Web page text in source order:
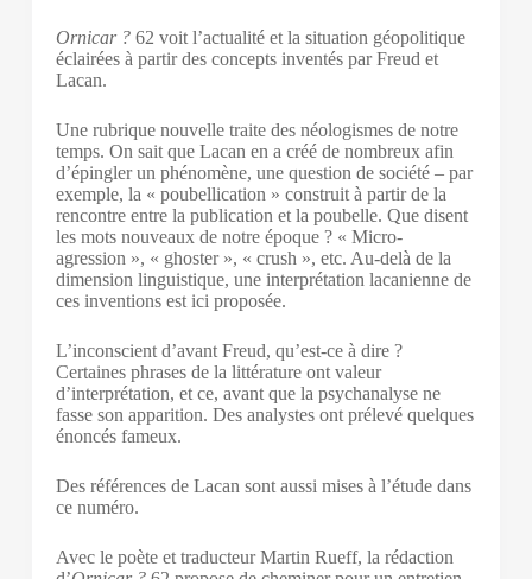
Ornicar ?62 voit l’actualité et la situation géopolitique
éclairées à partir des concepts inventés par Freud et
Lacan.
Une rubrique nouvelle traite des néologismes de notre
temps. On sait que Lacan en a créé de nombreux afin
d’épingler un phénomène, une question de société – par
exemple, la « poubellication » construit à partir de la
rencontre entre la publication et la poubelle. Que disent
les mots nouveaux de notre époque ? « Micro-
agression », « ghoster », « crush », etc. Au-delà de la
dimension linguistique, une interprétation lacanienne de
ces inventions est ici proposée.
L’inconscient d’avant Freud, qu’est-ce à dire ?
Certaines phrases de la littérature ont valeur
d’interprétation, et ce, avant que la psychanalyse ne
fasse son apparition. Des analystes ont prélevé quelques
énoncés fameux.
Des références de Lacan sont aussi mises à l’étude dans
ce numéro.
Avec le poète et traducteur Martin Rueff, la rédaction